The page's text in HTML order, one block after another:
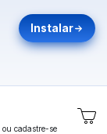
Instalar
ou cadastre-se